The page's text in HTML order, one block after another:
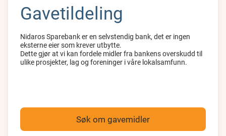
Gavetildeling
Nidaros Sparebank er en selvstendig bank, det er ingen
eksterne eier som krever utbytte.
Dette gjør at vi kan fordele midler fra bankens overskudd til
ulike prosjekter, lag og foreninger i våre lokalsamfunn.
Søk om gavemidler